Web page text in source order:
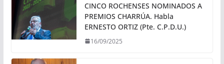
CINCO ROCHENSES NOMINADOS A
PREMIOS CHARRÚA. Habla
ERNESTO ORTIZ (Pte. C.P.D.U.)
16/09/2025